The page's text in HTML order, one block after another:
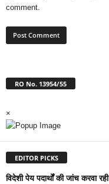
comment.
RO No. 13954/55
×
EDITOR PICKS
विदेशी पेय पदार्थों की जांच करवा